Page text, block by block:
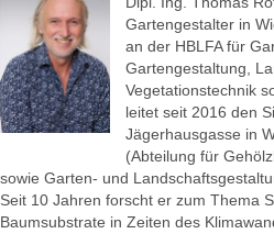
Gartengestalter in
an der HBLFA für
Gartengestaltung,
Vegetationstechnik
leitet seit 2016 den
Jägerhausgasse in
(Abteilung für
sowie Garten‐ und
Seit 10 Jahren forscht er zum Thema
Baumsubstrate in Zeiten des